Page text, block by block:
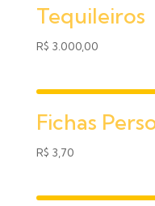
Tequileiros
R$ 3.000,00
Fichas
R$ 3,70